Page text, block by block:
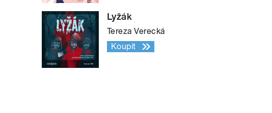
Lyžák
Tereza Verecká
Koupit